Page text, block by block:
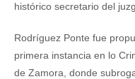
histórico secretario del
Rodríguez Ponte fue
primera instancia en lo
de Zamora, donde